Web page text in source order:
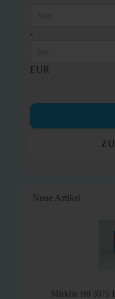
-
EUR
Neue Artikel
Märklin H0 3075